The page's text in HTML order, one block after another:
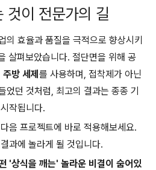
것이 전문가의 길
의 효율과 품질을 극적으로 향상시키
살펴보았습니다. 절단면을 위해 공
주방 세제 를 사용하며, 접착제가 아닌
었던 것처럼, 최고의 결과는 종종 기
작됩니다.
음 프로젝트에 바로 적용해보세요.
과에 놀라게 될 것입니다.
'상식을 깨는' 놀라운 비결이 숨어있